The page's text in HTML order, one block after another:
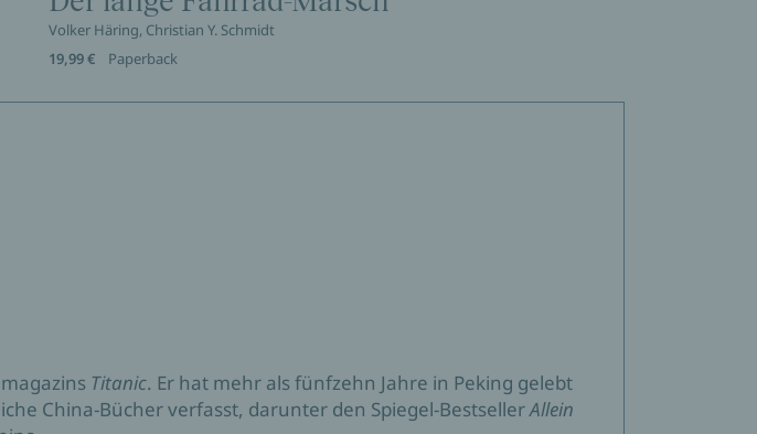
Volker Häring, Christian Y. Schmidt
19,99 €
Paperback
Titanic. Er hat mehr als fünfzehn Jahre in Peking gelebt
China-Bücher verfasst, darunter den Spiegel-BestsellerAllein